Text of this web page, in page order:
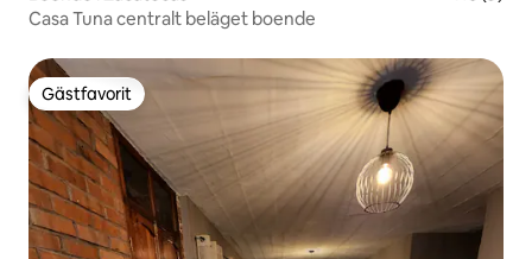
Casa Tuna centralt beläget boende
Gästfavorit
Gästfavorit